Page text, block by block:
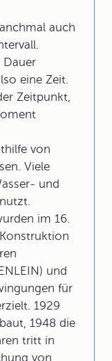
auch
eine Zeit.
Zeitpunkt,
von
Viele
und
im 16.
und
für
1929
1948 die
tritt in
von